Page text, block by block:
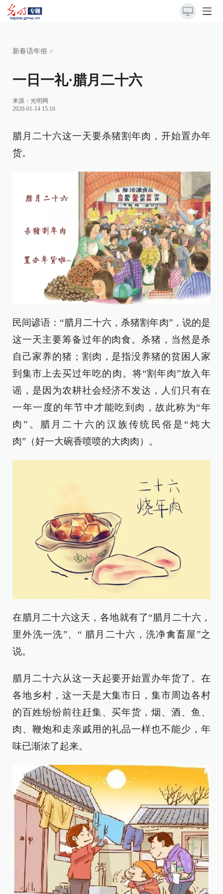
新春话年俗 >
一日一礼·腊月二十六
来源： 光明网
2020-01-14 15:16
腊月二十六这一天要杀猪割年肉，开始置办年
货。
民间谚语：“腊月二十六，杀猪割年肉”，说的是
这一天主要筹备过年的肉食。杀猪，当然是杀
自己家养的猪；割肉，是指没养猪的贫困人家
到集市上去买过年吃的肉。将“割年肉”放入年
谣，是因为农耕社会经济不发达，人们只有在
一年一度的年节中才能吃到肉，故此称为“年
肉”。腊月二十六的汉族传统民俗是“炖大
肉”（好一大碗香喷喷的大肉肉）。
在腊月二十六这天，各地就有了“腊月二十六，
里外洗一洗”、“ 腊月二十六，洗净禽畜屋”之
说。
腊月二十六从这一天起要开始置办年货了。在
各地乡村，这一天是大集市日，集市周边各村
的百姓纷纷前往赶集、买年货，烟、酒、鱼、
肉、鞭炮和走亲戚用的礼品一样也不能少，年
味已渐浓了起来。